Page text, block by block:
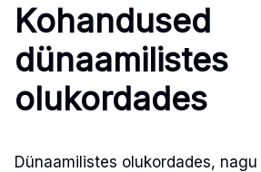
Kohandused
dünaamilistes
olukordades
Dünaamilistes olukordades,